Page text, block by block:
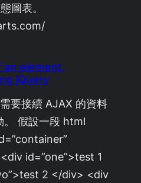
圖表。
an element,
jQuery
要接續 AJAX 的資料
。 假設一段 html
id=”one”>test 1
2 </div> <div